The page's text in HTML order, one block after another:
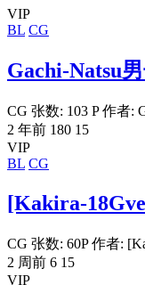
VIP
BL CG
Gachi-Natsu
CG 张数: 103 P 作者:
2 年前 180 15
VIP
BL CG
[Kakira-
CG 张数: 60P 作者:
2 周前 6 15
VIP